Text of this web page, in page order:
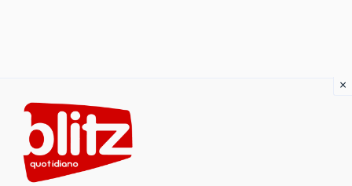
content
×